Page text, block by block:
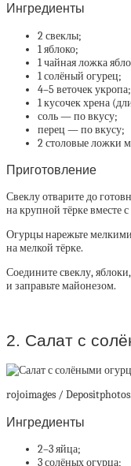
Ингредиенты
2 свеклы;
1 яблоко;
1 чайная ложка
1 солёный огурец;
4–5 веточек укропа;
1 кусочек хрена
соль — по вкусу;
перец — по вкусу;
2 столовые ложки
Приготовление
Свеклу отварите до
на крупной тёрке вместе
Огурцы нарежьте
на мелкой тёрке.
Соедините свеклу,
и заправьте майонезом.
2. Салат с
rojoimages /
Ингредиенты
2–3 яйца;
3 солёных огурца;